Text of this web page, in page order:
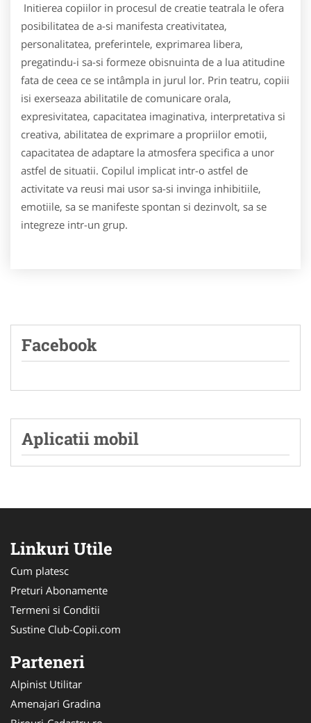
Initierea copiilor in procesul de creatie teatrala le ofera
posibilitatea de a-si manifesta creativitatea,
personalitatea, preferintele, exprimarea libera,
pregatindu-i sa-si formeze obisnuinta de a lua atitudine
fata de ceea ce se intâmpla in jurul lor. Prin teatru, copiii
isi exerseaza abilitatile de comunicare orala,
expresivitatea, capacitatea imaginativa, interpretativa si
creativa, abilitatea de exprimare a propriilor emotii,
capacitatea de adaptare la atmosfera specifica a unor
astfel de situatii. Copilul implicat intr-o astfel de
activitate va reusi mai usor sa-si invinga inhibitiile,
emotiile, sa se manifeste spontan si dezinvolt, sa se
integreze intr-un grup.
Facebook
Aplicatii mobil
Linkuri Utile
Cum platesc
Preturi Abonamente
Termeni si Conditii
Sustine Club-Copii.com
Parteneri
Alpinist Utilitar
Amenajari Gradina